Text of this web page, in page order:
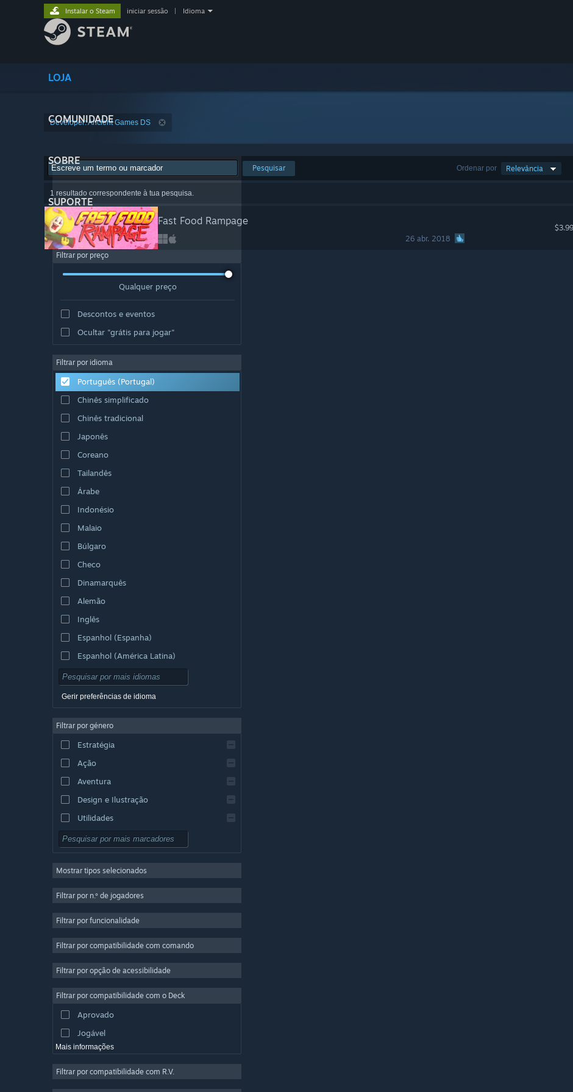
LOJA
COMUNIDADE
SOBRE
SUPORTE
Instalar o Steam iniciar sessão Idioma
Developer: Ancient Games DS
Ordenar por Relevância
Pesquisar
1 resultado correspondente à tua pesquisa.
Fast Food Rampage
26 abr. 2018
$3.99
Filtrar por preço
Qualquer preço
Descontos e eventos
Ocultar "grátis para jogar"
Filtrar por idioma
Português (Portugal)
Chinês simplificado
Chinês tradicional
Japonês
Coreano
Tailandês
Árabe
Indonésio
Malaio
Búlgaro
Checo
Dinamarquês
Alemão
Inglês
Espanhol (Espanha)
Espanhol (América Latina)
Gerir preferências de idioma
Filtrar por género
Estratégia
Ação
Aventura
Design e Ilustração
Utilidades
Grátis para Jogar
Multijogador em Massa
Casual
Simulação
Produção de Vídeo
Edição de Fotografias
Mostrar tipos selecionados
Filtrar por n.º de jogadores
Filtrar por funcionalidade
Filtrar por compatibilidade com comando
Filtrar por opção de acessibilidade
Filtrar por compatibilidade com o Deck
Aprovado
Jogável
Mais informações
Filtrar por compatibilidade com R.V.